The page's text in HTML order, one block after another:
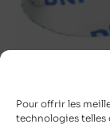
Pour offrir les
technologies telles